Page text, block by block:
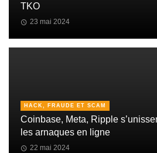
TKO
23 mai 2024
HACK, FRAUDE ET SCAM
Coinbase, Meta, Ripple
les arnaques en ligne
22 mai 2024